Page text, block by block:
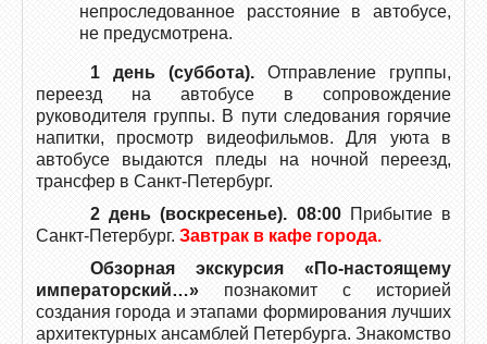
непроследованное расстояние в автобусе,
не предусмотрена.
1 день (суббота). Отправление группы,
переезд на автобусе в сопровождение
руководителя группы. В пути следования горячие
напитки, просмотр видеофильмов. Для уюта в
автобусе выдаются пледы на ночной переезд,
трансфер в Санкт-Петербург.
2 день (воскресенье). 08:00 Прибытие в
Санкт-Петербург. Завтрак в кафе города.
Обзорная экскурсия «По-настоящему
императорский…» познакомит с историей
создания города и этапами формирования лучших
архитектурных ансамблей Петербурга. Знакомство